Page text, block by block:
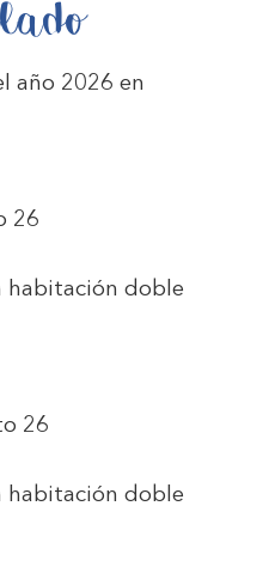
año 2026 en
26
habitación doble
26
habitación doble